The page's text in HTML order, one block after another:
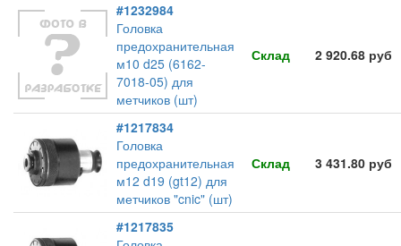
#1232984
Головка
предохранительная
м10 d25 (6162-
7018-05) для
метчиков (шт)
Склад 2 920.68 руб
#1217834
Головка
предохранительная
м12 d19 (gt12) для
метчиков "cnic" (шт)
Склад 3 431.80 руб
#1217835